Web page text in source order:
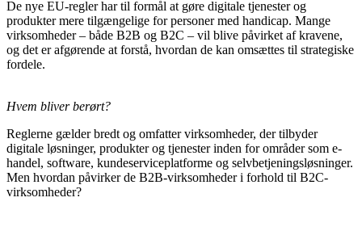
De nye EU-regler har til formål at gøre digitale tjenester og
produkter mere tilgængelige for personer med handicap. Mange
virksomheder – både B2B og B2C – vil blive påvirket af kravene,
og det er afgørende at forstå, hvordan de kan omsættes til strategiske
fordele.
Hvem bliver berørt?
Reglerne gælder bredt og omfatter virksomheder, der tilbyder
digitale løsninger, produkter og tjenester inden for områder som e-
handel, software, kundeserviceplatforme og selvbetjeningsløsninger.
Men hvordan påvirker de B2B-virksomheder i forhold til B2C-
virksomheder?